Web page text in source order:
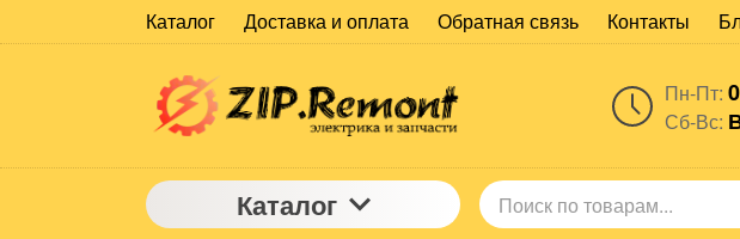
Каталог Доставка и оплата Обратная связь Контакты
Пн-Пт:
Сб-Вс:
Каталог